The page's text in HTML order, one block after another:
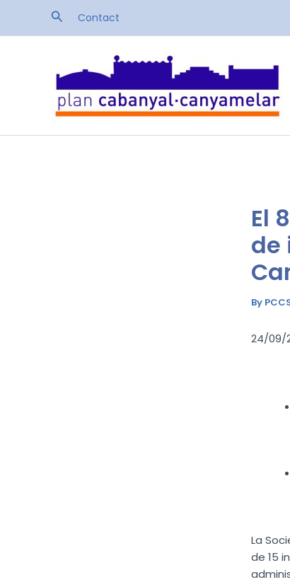
SearchContact
El
de
By
24/09/
La
de 15